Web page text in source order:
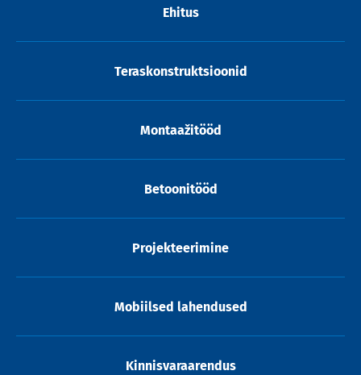
Ehitus
Teraskonstruktsioonid
Montaažitööd
Betoonitööd
Projekteerimine
Mobiilsed lahendused
Kinnisvaraarendus